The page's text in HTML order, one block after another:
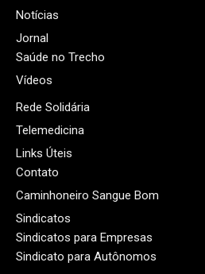
Notícias
Jornal
Saúde no Trecho
Vídeos
Rede Solidária
Telemedicina
Links Úteis
Contato
Caminhoneiro Sangue Bom
Sindicatos
Sindicatos para Empresas
Sindicato para Autônomos